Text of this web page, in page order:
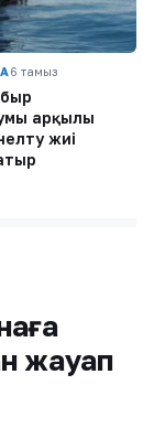
6 тамыз
арқылы
жиі
жауап